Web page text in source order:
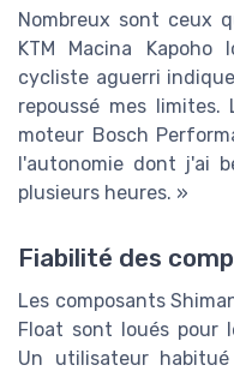
Nombreux sont ceux
KTM Macina
cycliste aguerri
repoussé mes
moteur Bosch
l'autonomie dont j'ai
plusieurs heures. »
Fiabilité des
Les composants
Float sont loués pour
Un utilisateur